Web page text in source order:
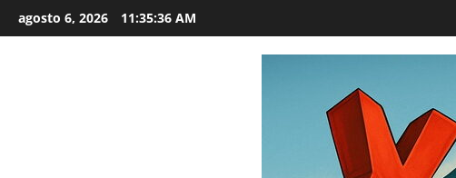
al
agosto 6, 2026 11:35:37 AM